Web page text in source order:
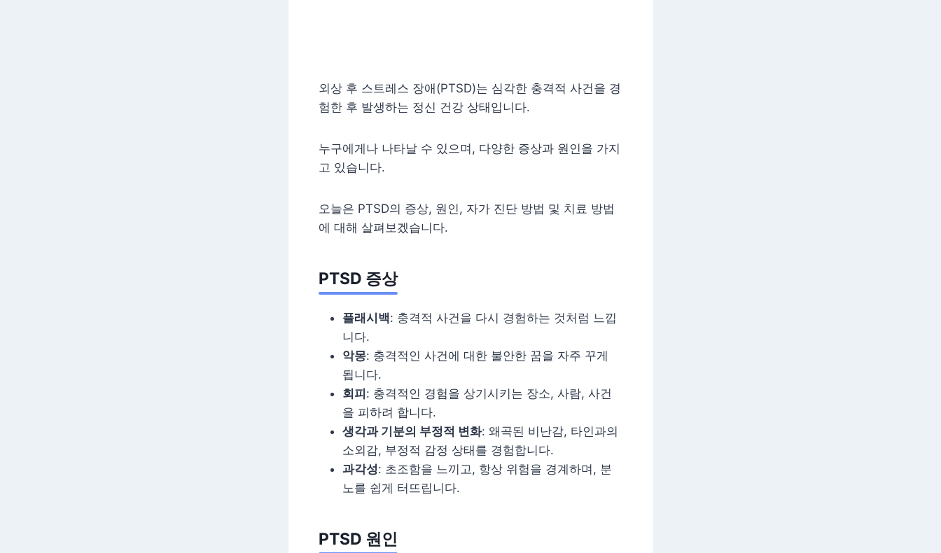
외상 후 스트레스 장애(PTSD)는 심각한 충격적 사건을 경
험한 후 발생하는 정신 건강 상태입니다.
누구에게나 나타날 수 있으며, 다양한 증상과 원인을 가지
고 있습니다.
오늘은 PTSD의 증상, 원인, 자가 진단 방법 및 치료 방법
에 대해 살펴보겠습니다.
PTSD 증상
플래시백: 충격적 사건을 다시 경험하는 것처럼 느낍
니다.
악몽: 충격적인 사건에 대한 불안한 꿈을 자주 꾸게
됩니다.
회피 : 충격적인 경험을 상기시키는 장소, 사람, 사건
을 피하려 합니다.
생각과 기분의 부정적 변화: 왜곡된 비난감, 타인과의
소외감, 부정적 감정 상태를 경험합니다.
과각성: 초조함을 느끼고, 항상 위험을 경계하며, 분
노를 쉽게 터뜨립니다.
PTSD 원인